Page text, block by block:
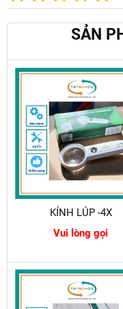
SẢN
KÍNH LÚP -4X
Vui lòng gọi